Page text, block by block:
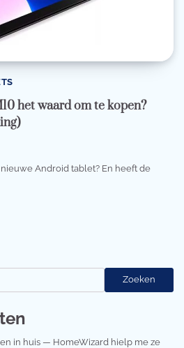
het waard om te kopen?
Android tablet? En heeft de
Zoeken
in huis — HomeWizard hielp me ze